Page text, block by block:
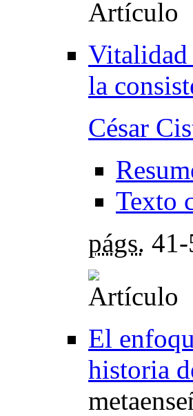
Vitalidad
la
César
Texto
págs.
El
historia